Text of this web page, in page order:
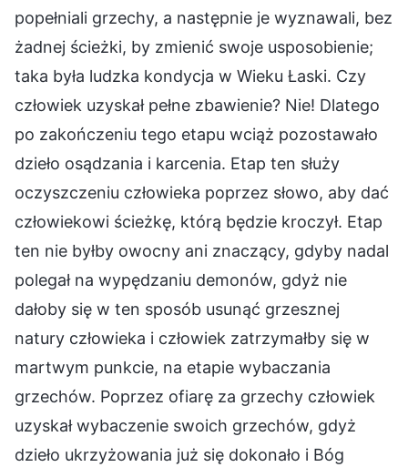
popełniali grzechy, a następnie je wyznawali, bez
żadnej ścieżki, by zmienić swoje usposobienie;
taka była ludzka kondycja w Wieku Łaski. Czy
człowiek uzyskał pełne zbawienie? Nie! Dlatego
po zakończeniu tego etapu wciąż pozostawało
dzieło osądzania i karcenia. Etap ten służy
oczyszczeniu człowieka poprzez słowo, aby dać
człowiekowi ścieżkę, którą będzie kroczył. Etap
ten nie byłby owocny ani znaczący, gdyby nadal
polegał na wypędzaniu demonów, gdyż nie
dałoby się w ten sposób usunąć grzesznej
natury człowieka i człowiek zatrzymałby się w
martwym punkcie, na etapie wybaczania
grzechów. Poprzez ofiarę za grzechy człowiek
uzyskał wybaczenie swoich grzechów, gdyż
dzieło ukrzyżowania już się dokonało i Bóg